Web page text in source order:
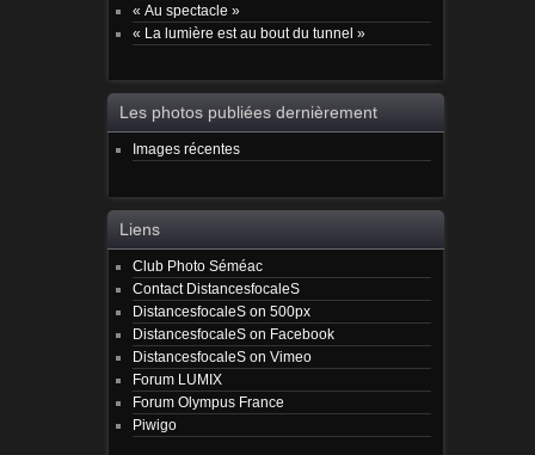
« Au spectacle »
« La lumière est au bout du tunnel »
Les photos publiées dernièrement
Images récentes
Liens
Club Photo Séméac
Contact DistancesfocaleS
DistancesfocaleS on 500px
DistancesfocaleS on Facebook
DistancesfocaleS on Vimeo
Forum LUMIX
Forum Olympus France
Piwigo